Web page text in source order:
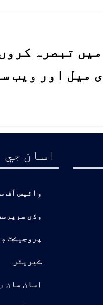
تبصرہ
میل اور ویب
اسان جي
وائيس آف
وڏي
پروجيڪٽ
ڪيريئر
اسان سان